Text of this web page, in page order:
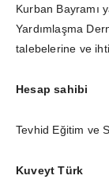
Kurban Bayramı
Yardımlaşma
talebelerine ve
Hesap sahibi
Tevhid Eğitim ve
Kuveyt Türk